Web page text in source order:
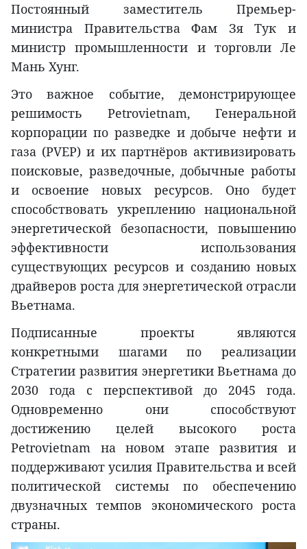
Постоянный заместитель Премьер-
министра Правительства Фам Зя Тук и
министр промышленности и торговли Ле
Мань Хунг.
Это важное событие, демонстрирующее
решимость Petrovietnam, Генеральной
корпорации по разведке и добыче нефти и
газа (PVEP) и их партнёров активизировать
поисковые, разведочные, добычные работы
и освоение новых ресурсов. Оно будет
способствовать укреплению национальной
энергетической безопасности, повышению
эффективности использования
существующих ресурсов и созданию новых
драйверов роста для энергетической отрасли
Вьетнама.
Подписанные проекты являются
конкретными шагами по реализации
Стратегии развития энергетики Вьетнама до
2030 года с перспективой до 2045 года.
Одновременно они способствуют
достижению целей высокого роста
Petrovietnam на новом этапе развития и
поддерживают усилия Правительства и всей
политической системы по обеспечению
двузначных темпов экономического роста
страны.